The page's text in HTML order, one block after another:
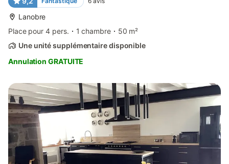
Lanobre
Place pour 4 pers.
1 chambre
50 m²
Une unité supplémentaire disponible
Annulation GRATUITE